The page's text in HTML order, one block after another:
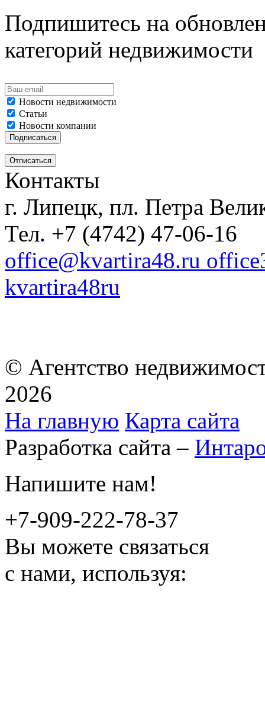
Подпишитесь на
категорий недвижимости
Новости недвижимости
Статьи
Новости компании
Контакты
г. Липецк, пл. Петра
Тел. +7 (4742) 47-06-16
office@kvartira48.ru
kvartira48ru
© Агентство
2026
На главную Карта сайта
Разработка сайта –
Напишите нам!
+7-909-222-78-37
Вы можете связаться
с нами, используя: